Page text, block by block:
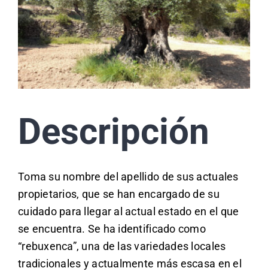
Descripción
Toma su nombre del apellido de sus actuales
propietarios, que se han encargado de su
cuidado para llegar al actual estado en el que
se encuentra. Se ha identificado como
“rebuxenca”, una de las variedades locales
tradicionales y actualmente más escasa en el